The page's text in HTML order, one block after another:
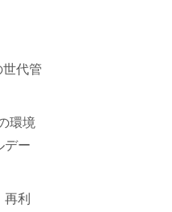
代管
環境
デー
再利